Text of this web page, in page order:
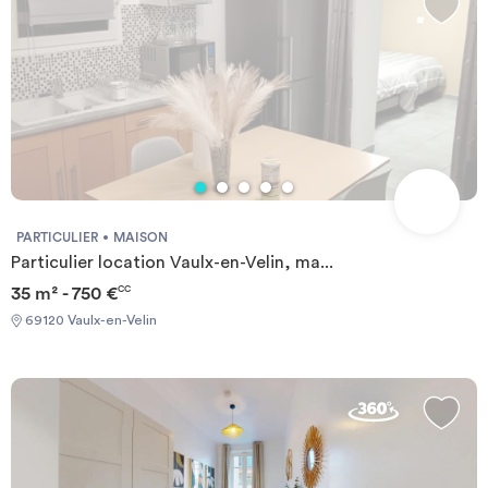
situé à quelques minutes du centre de Lyon, vous profitez d'un
accès rapide au quartier de la Part-Dieu ainsi qu'aux grandes
écoles comme l'INSA Lyon et l'Université Lyon 1. Les points forts
de l'appartement meublé : - 5 chambres tout confort avec
espaces communs spacieux, - Proximité immédiate des campus
universitaires et des transports, - Un cadre de vie moderne
propice aux échanges. Unités disponibles : - Chambre L 4, 18m²,
salle de bain partagée, 634€ - Chambre M 3, 16m², salle de bain
partagée, 634€ REF:1190
PARTICULIER MAISON
Particulier location Vaulx-en-Velin, ma...
35 m² - 750 €CC
69120 Vaulx-en-Velin